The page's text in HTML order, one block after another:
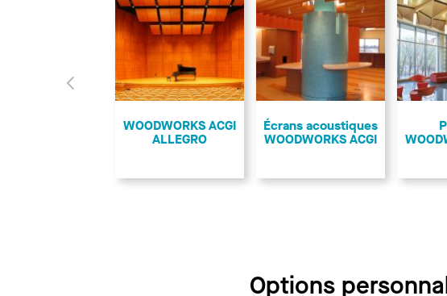
Précédent
WOODWORKS ACGI
ALLEGRO
Écrans acoustiques
WOODWORKS ACGI
Options